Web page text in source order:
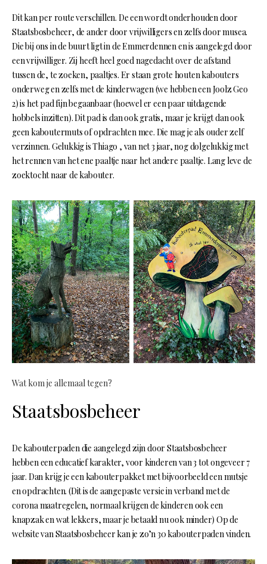
Dit kan per route verschillen. De een wordt onderhouden door
Staatsbosbeheer, de ander door vrijwilligers en zelfs door musea.
Die bij ons in de buurt ligt in de Emmerdennen en is aangelegd door
een vrijwilliger. Zij heeft heel goed nagedacht over de afstand
tussen de, te zoeken, paaltjes. Er staan grote houten kabouters
onderweg en zelfs met de kinderwagen (we hebben een Joolz Geo
2) is het pad fijn begaanbaar (hoewel er een paar uitdagende
hobbels inzitten). Dit pad is dan ook gratis, maar je krijgt dan ook
geen kaboutermuts of opdrachten mee. Die mag je als ouder zelf
verzinnen. Gelukkig is Thiago , van net 3 jaar, nog dolgelukkig met
het rennen van het ene paaltje naar het andere paaltje. Lang leve de
zoektocht naar de kabouter.
Wat kom je allemaal tegen?
Staatsbosbeheer
De kabouterpaden die aangelegd zijn door Staatsbosbeheer
hebben een educatief karakter, voor kinderen van 3 tot ongeveer 7
jaar. Dan krijg je een kabouterpakket met bijvoorbeeld een mutsje
en opdrachten. (Dit is de aangepaste versie in verband met de
corona maatregelen, normaal krijgen de kinderen ook een
knapzak en wat lekkers, maar je betaald nu ook minder) Op de
website van Staatsbosbeheer kan je zo’n 30 kabouterpaden vinden.